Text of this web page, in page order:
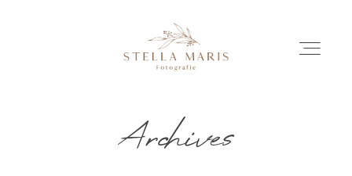
EINBLICKE
Archives